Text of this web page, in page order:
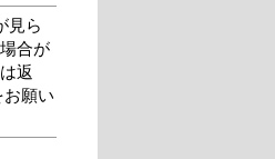
見ら
合が
返
願い